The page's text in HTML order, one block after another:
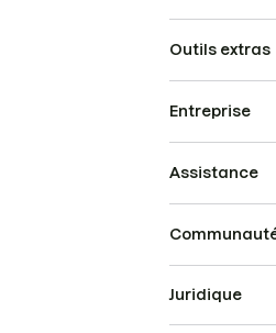
Outils extras
Entreprise
Assistance
Juridique